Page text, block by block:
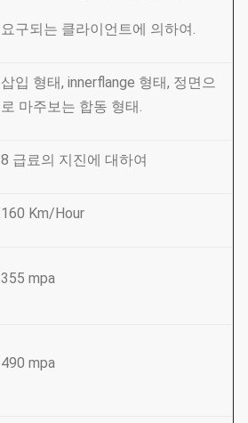
요구되는 클라이언트에 의하여.
삽입 형태, innerflange 형태, 정면으
로 마주보는 합동 형태.
8 급료의 지진에 대하여
160 Km/Hour
355 mpa
490 mpa